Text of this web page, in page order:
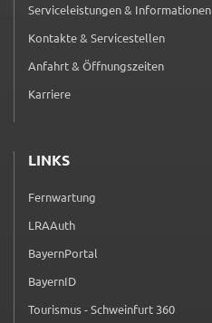
Serviceleistungen & Informationen
Kontakte & Servicestellen
Anfahrt & Öffnungszeiten
Karriere
LINKS
Fernwartung
(externer Link, öffnet in neuem Tab)
LRAAuth
(externer Link, öffnet in neuem Tab)
BayernPortal
(externer Link, öffnet in neuem Tab)
BayernID
(externer Link, öffnet in neuem Tab)
Tourismus - Schweinfurt 360
(externer Link, öffnet in neuem Tab)